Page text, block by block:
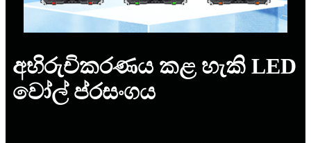
අභිරුචිකරණය කළ හැකි LED
වෝල් ප්රසංගය